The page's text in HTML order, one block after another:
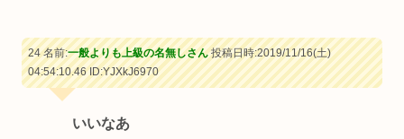
24 名前:一般よりも上級の名無しさん投稿日時:2019/11/16(土)
04:54:10.46ID:YJXkJ6970
いいなあ